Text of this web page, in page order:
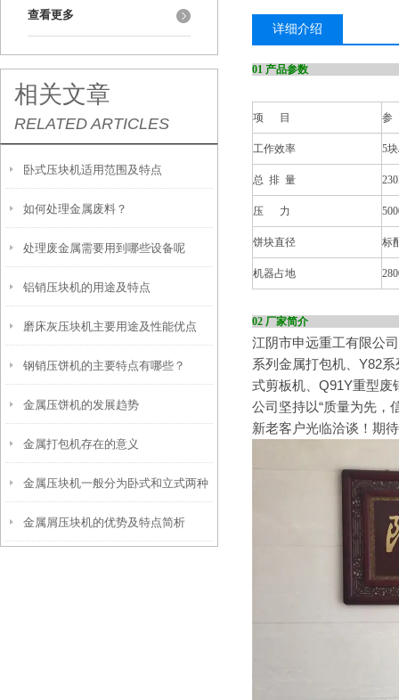
查看更多
相关文章
RELATED ARTICLES
卧式压块机适用范围及特点
如何处理金属废料？
处理废金属需要用到哪些设备呢
铝销压块机的用途及特点
磨床灰压块机主要用途及性能优点
钢销压饼机的主要特点有哪些？
金属压饼机的发展趋势
金属打包机存在的意义
金属压块机一般分为卧式和立式两种
金属屑压块机的优势及特点简析
详细介绍
01
项 目
工作效率 5
总 排 量
压 力
饼块直径 标
机器占地
02
江阴市申远重工有限公
系列金属打包机、Y82
式剪板机、Q91Y重型废
公司坚持以“质量为先，
新老客户光临洽谈！期